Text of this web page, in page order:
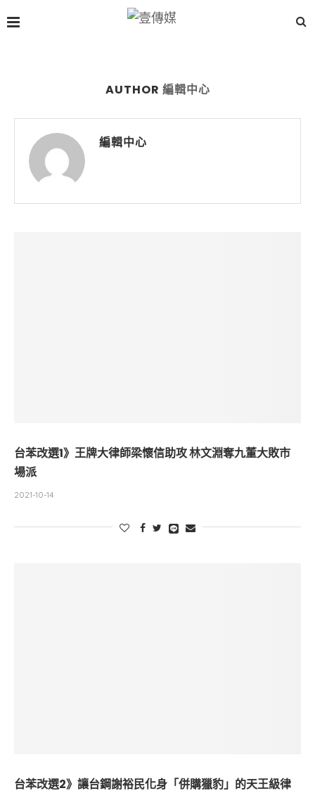
AUTHOR 編輯中心
編輯中心
台苯改選1》王牌大律師梁懷信助攻 林文淵奪九董大敗市
場派
2021-10-14
台苯改選2》讓台鋼謝裕民化身「併購獵豹」的天王級律